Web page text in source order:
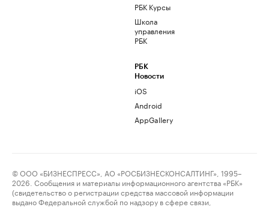
РБК Курсы
Школа
управления
РБК
РБК
Новости
iOS
Android
AppGallery
© ООО «БИЗНЕСПРЕСС», АО «РОСБИЗНЕСКОНСАЛТИНГ», 1995–
2026. Сообщения и материалы информационного агентства «РБК»
(свидетельство о регистрации средства массовой информации
выдано Федеральной службой по надзору в сфере связи,